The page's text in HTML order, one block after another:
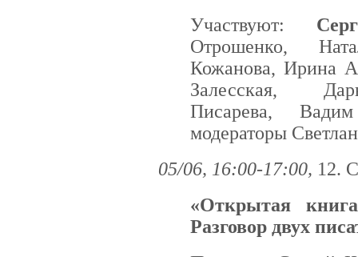
Участвуют:
Отрошенко,
Кожанова, Ирина
Залесская,
Писарева,
модераторы
05/06, 16:00-17:00, 12.
«Открытая
Разговор двух